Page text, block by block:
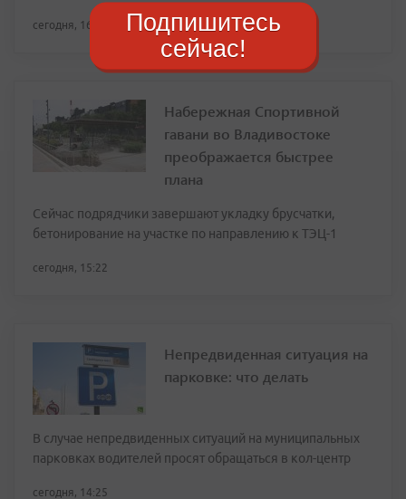
сегодня, 16:07
Набережная Спортивной
гавани во Владивостоке
преображается быстрее
плана
Сейчас подрядчики завершают укладку брусчатки,
бетонирование на участке по направлению к ТЭЦ-1
сегодня, 15:22
Непредвиденная ситуация на
парковке: что делать
В случае непредвиденных ситуаций на муниципальных
парковках водителей просят обращаться в кол-центр
сегодня, 14:25
Подпишитесь
сейчас!